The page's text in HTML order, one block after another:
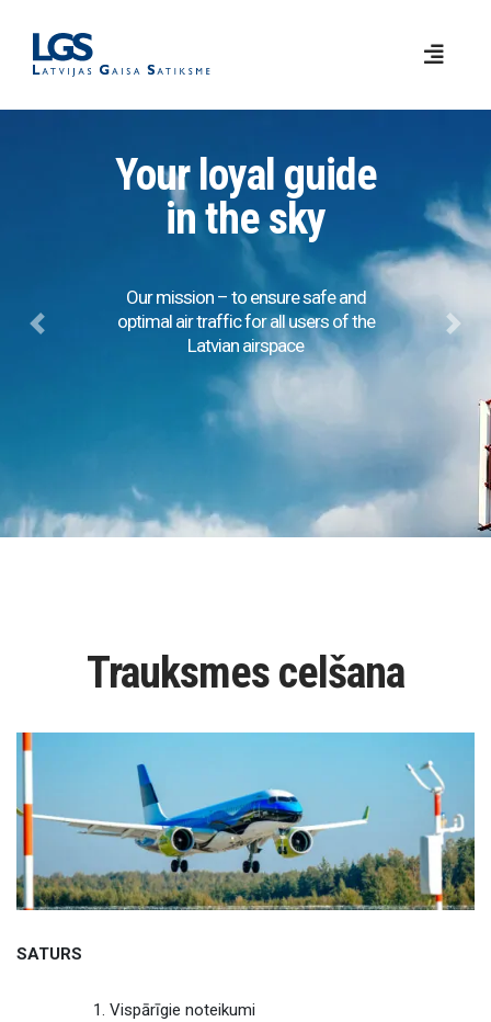
Your loyal guide
in the sky
Our mission – to ensure safe and
optimal air traffic for all users of the
Latvian airspace
Previous Next
Trauksmes celšana
SATURS
Vispārīgie noteikumi